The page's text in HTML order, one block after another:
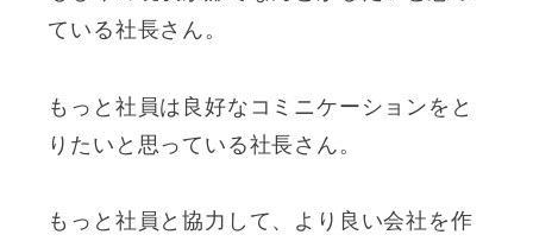
ている社長さん。
もっと社員は良好なコミニケーションをと
りたいと思っている社長さん。
もっと社員と協力して、より良い会社を作